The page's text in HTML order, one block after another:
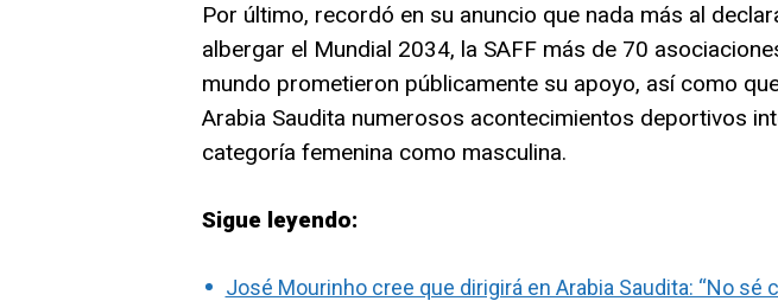
Por último, recordó en su anuncio que nada más al
albergar el Mundial 2034, la SAFF más de 70
mundo prometieron públicamente su apoyo, así como
Arabia Saudita numerosos acontecimientos deportivos
categoría femenina como masculina.
Sigue leyendo:
José Mourinho cree que dirigirá en Arabia Saudita: “No sé